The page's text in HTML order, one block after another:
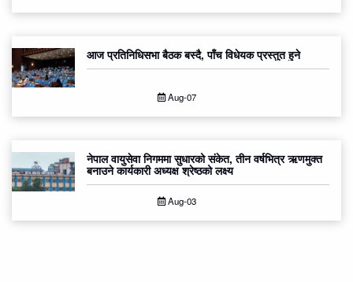
आज प्रतिनिधिसभा बैठक बस्दै, पाँच विधेयक प्रस्तुत हुने
Aug-07
नेपाल वायुसेवा निगममा सुधारको संकेत, तीन वर्षभित्र ऋणमुक्त
बनाउने कार्यकारी अध्यक्ष श्रेष्ठको लक्ष्य
Aug-03